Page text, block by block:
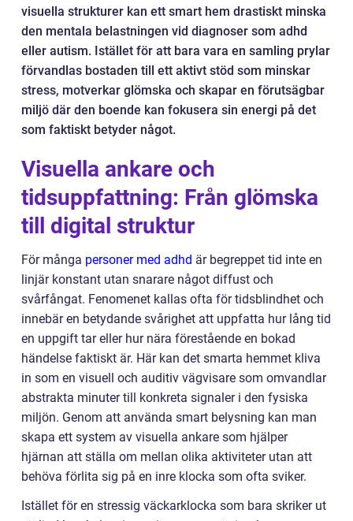
visuella strukturer kan ett smart hem drastiskt minska
den mentala belastningen vid diagnoser som adhd
eller autism. Istället för att bara vara en samling prylar
förvandlas bostaden till ett aktivt stöd som minskar
stress, motverkar glömska och skapar en förutsägbar
miljö där den boende kan fokusera sin energi på det
som faktiskt betyder något.
Visuella ankare och
tidsuppfattning: Från glömska
till digital struktur
För många personer med adhd är begreppet tid inte en
linjär konstant utan snarare något diffust och
svårfångat. Fenomenet kallas ofta för tidsblindhet och
innebär en betydande svårighet att uppfatta hur lång tid
en uppgift tar eller hur nära förestående en bokad
händelse faktiskt är. Här kan det smarta hemmet kliva
in som en visuell och auditiv vägvisare som omvandlar
abstrakta minuter till konkreta signaler i den fysiska
miljön. Genom att använda smart belysning kan man
skapa ett system av visuella ankare som hjälper
hjärnan att ställa om mellan olika aktiviteter utan att
behöva förlita sig på en inre klocka som ofta sviker.
Istället för en stressig väckarklocka som bara skriker ut